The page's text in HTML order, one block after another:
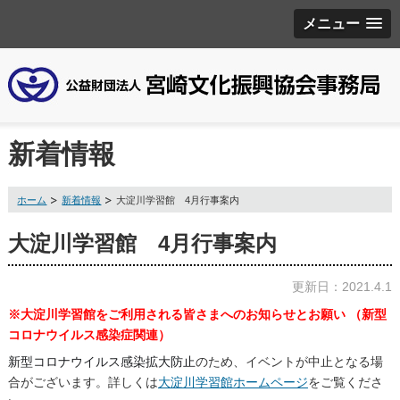
メニュー
新着情報
ホーム 新着情報 大淀川学習館 4月行事案内
大淀川学習館 4月行事案内
更新日：2021.4.1
※大淀川学習館をご利用される皆さまへのお知らせとお願い （新型
コロナウイルス感染症関連）
新型コロナウイルス感染拡大防止のため、イベントが中止となる場
合がございます。詳しくは大淀川学習館ホームページをご覧くださ